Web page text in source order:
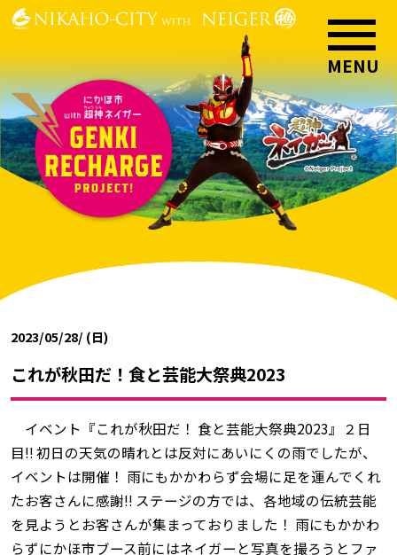
2023/05/28/ (日)
これが秋田だ！食と芸能大祭典2023
イベント『これが秋田だ！ 食と芸能大祭典2023』２日
目‼ 初日の天気の晴れとは反対にあいにくの雨でしたが、
イベントは開催！ 雨にもかかわらず会場に足を運んでくれ
たお客さんに感謝‼ ステージの方では、各地域の伝統芸能
を見ようとお客さんが集まっておりました！ 雨にもかかわ
らずにかほ市ブース前にはネイガーと写真を撮ろうとファ